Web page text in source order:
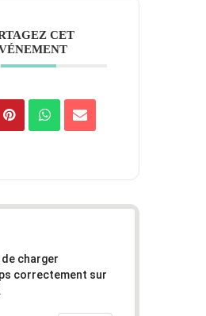
CET
de charger
correctement sur